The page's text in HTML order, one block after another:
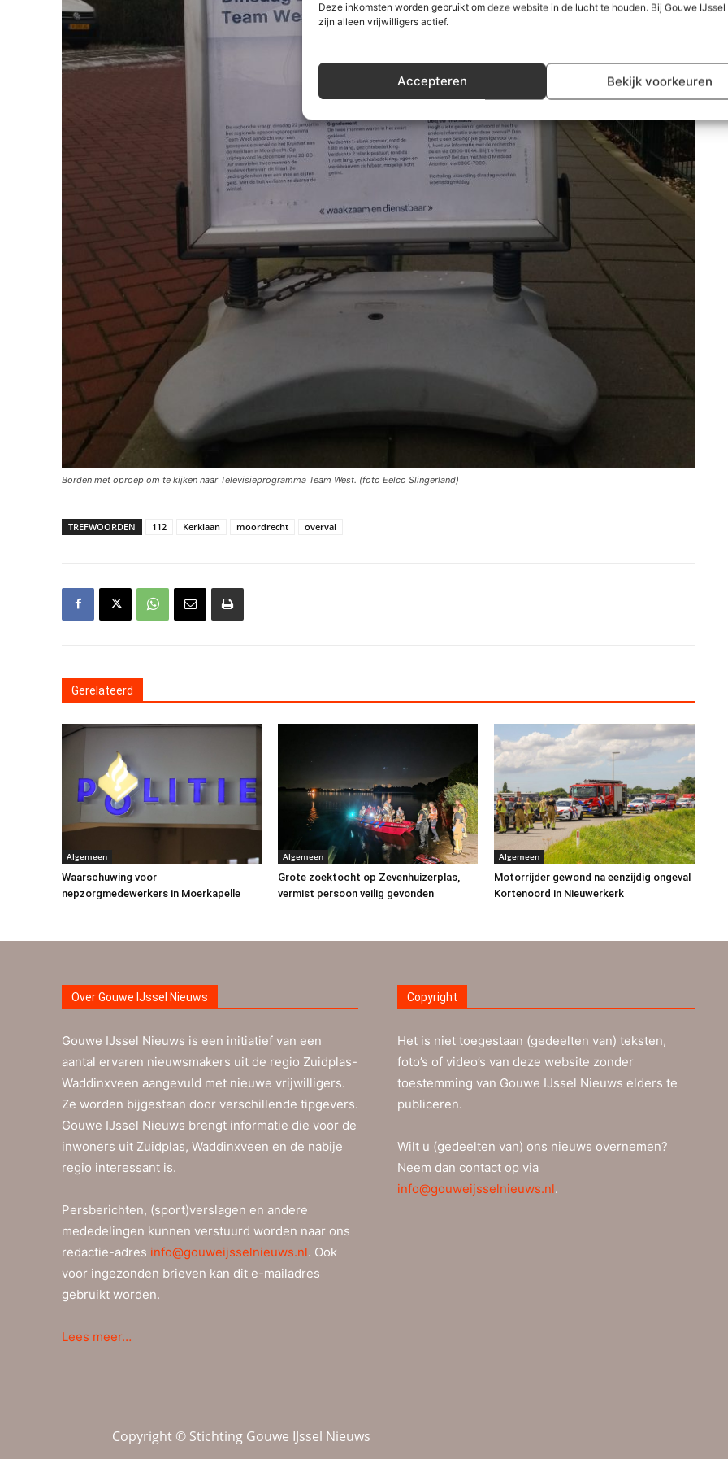
Deze inkomsten worden gebruikt om deze website in de lucht te houden. Bij Gouwe
zijn alleen vrijwilligers actief.
Accepteren Bekijk voorkeuren
Borden met oproep om te kijken naar Televisieprogramma Team West. (foto Eelco Slingerland)
TREFWOORDEN 112 Kerklaan moordrecht overval
Gerelateerd
Algemeen
Waarschuwing voor
nepzorgmedewerkers in Moerkapelle
Algemeen
Grote zoektocht op Zevenhuizerplas,
vermist persoon veilig gevonden
Algemeen
Motorrijder gewond na eenzijdig ongeval
Kortenoord in Nieuwerkerk
Over Gouwe IJssel Nieuws
Gouwe IJssel Nieuws is een initiatief van een
aantal ervaren nieuwsmakers uit de regio Zuidplas-
Waddinxveen aangevuld met nieuwe vrijwilligers.
Ze worden bijgestaan door verschillende tipgevers.
Gouwe IJssel Nieuws brengt informatie die voor de
inwoners uit Zuidplas, Waddinxveen en de nabije
regio interessant is.
Persberichten, (sport)verslagen en andere
mededelingen kunnen verstuurd worden naar ons
redactie-adres info@gouweijsselnieuws.nl. Ook
voor ingezonden brieven kan dit e-mailadres
gebruikt worden.
Lees meer…
Copyright
Het is niet toegestaan (gedeelten van) teksten,
foto’s of video’s van deze website zonder
toestemming van Gouwe IJssel Nieuws elders te
publiceren.
Wilt u (gedeelten van) ons nieuws overnemen?
Neem dan contact op via
info@gouweijsselnieuws.nl.
Copyright © Stichting Gouwe IJssel Nieuws